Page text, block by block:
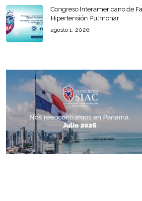
Congreso Interamericano de
Hipertensión Pulmonar
agosto 1, 2026